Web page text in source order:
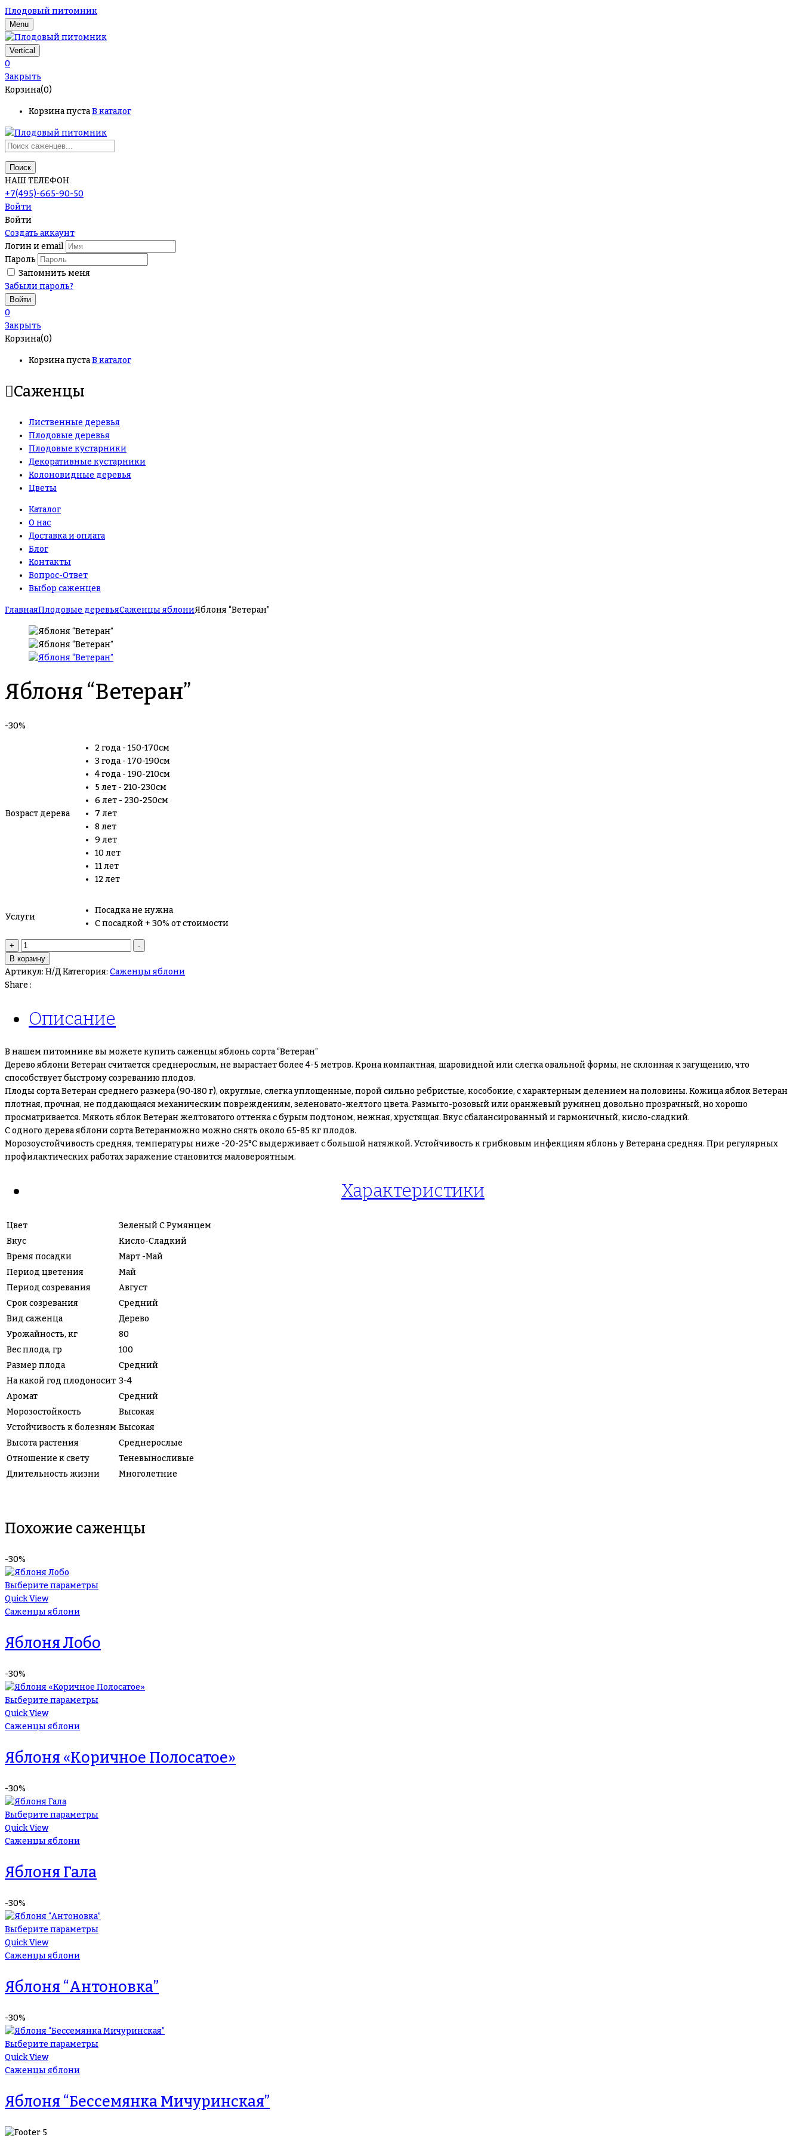
Плодовый питомник
Menu
Vertical
0
Закрыть
Корзина(0)
Корзина пустаВ каталог
Поиск
НАШ ТЕЛЕФОН
+7(495)-665-90-50
Войти
Войти
Создать аккаунт
Логин и email
Пароль
Запомнить меня
Забыли пароль?
0
Закрыть
Корзина(0)
Корзина пустаВ каталог
Саженцы
Лиственные деревья
Плодовые деревья
Плодовые кустарники
Декоративные кустарники
Колоновидные деревья
Цветы
Каталог
О нас
Доставка и оплата
Блог
Контакты
Вопрос-Ответ
Выбор саженцев
ГлавнаяПлодовые деревьяСаженцы яблониЯблоня “Ветеран”
Яблоня “Ветеран”
-30%
Возраст дерева
2 года - 150-170см
3 года - 170-190см
4 года - 190-210см
5 лет - 210-230см
6 лет - 230-250см
7 лет
8 лет
9 лет
10 лет
11 лет
12 лет
Услуги
Посадка не нужна
С посадкой + 30% от стоимости
+
Количество
товара
Яблоня
“Ветеран”
-
В корзину
Артикул: Н/ДКатегория: Саженцы яблони
Share :
Описание
В нашем питомнике вы можете купить саженцы яблонь сорта “Ветеран”
Дерево яблони Ветеран считается среднерослым, не вырастает более 4-5 метров. Крона компактная, шаровидной или слегка овальной формы, не склонная к загущению, что
способствует быстрому созреванию плодов.
Плоды сорта Ветеран среднего размера (90-180 г), округлые, слегка уплощенные, порой сильно ребристые, кособокие, с характерным делением на половины. Кожица яблок Ветеран
плотная, прочная, не поддающаяся механическим повреждениям, зеленовато-желтого цвета. Размыто-розовый или оранжевый румянец довольно прозрачный, но хорошо
просматривается. Мякоть яблок Ветеран желтоватого оттенка с бурым подтоном, нежная, хрустящая. Вкус сбалансированный и гармоничный, кисло-сладкий.
С одного дерева яблони сорта Ветеранможно можно снять около 65-85 кг плодов.
Морозоустойчивость средняя, температуры ниже -20-25°С выдерживает с большой натяжкой. Устойчивость к грибковым инфекциям яблонь у Ветерана средняя. При регулярных
профилактических работах заражение становится маловероятным.
Характеристики
Цвет
Зеленый С Румянцем
Вкус
Кисло-Сладкий
Время посадки
Март -Май
Период цветения
Май
Период созревания
Август
Срок созревания
Средний
Вид саженца
Дерево
Урожайность, кг
80
Вес плода, гр
100
Размер плода
Средний
На какой год плодоносит 3-4
Аромат
Средний
Морозостойкость
Высокая
Устойчивость к болезням Высокая
Высота растения
Среднерослые
Отношение к свету
Теневыносливые
Длительность жизни
Многолетние
Похожие саженцы
-30%
Выберите параметры
Quick View
Саженцы яблони
Яблоня Лобо
-30%
Выберите параметры
Quick View
Саженцы яблони
Яблоня «Коричное Полосатое»
-30%
Выберите параметры
Quick View
Саженцы яблони
Яблоня Гала
-30%
Выберите параметры
Quick View
Саженцы яблони
Яблоня “Антоновка”
-30%
Выберите параметры
Quick View
Саженцы яблони
Яблоня “Бессемянка Мичуринская”